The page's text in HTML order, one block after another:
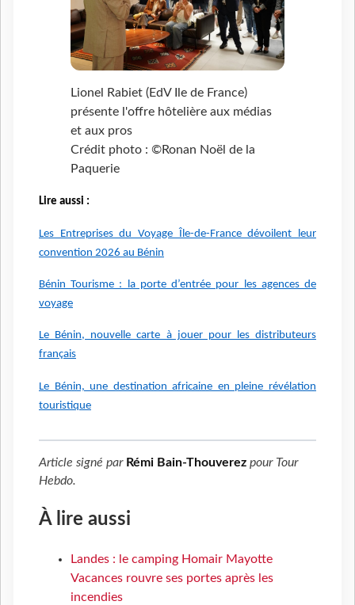
Lionel Rabiet (EdV Ile de France)
présente l'offre hôtelière aux médias
et aux pros
Crédit photo : ©Ronan Noël de la
Paquerie
Lire aussi :
Les Entreprises du Voyage Île-de-France dévoilent leur
convention 2026 au Bénin
Bénin Tourisme : la porte d’entrée pour les agences de
voyage
Le Bénin, nouvelle carte à jouer pour les distributeurs
français
Le Bénin, une destination africaine en pleine révélation
touristique
Article signé par Rémi Bain-Thouverez pour Tour
Hebdo.
À lire aussi
Landes : le camping Homair Mayotte
Vacances rouvre ses portes après les
incendies